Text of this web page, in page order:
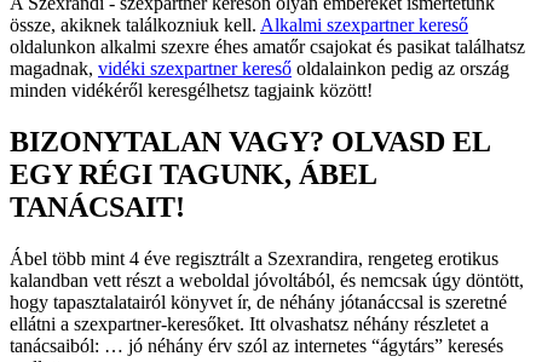
össze, akiknek találkozniuk kell. Alkalmi szexpartner kereső
oldalunkon alkalmi szexre éhes amatőr csajokat és pasikat találhatsz
magadnak, vidéki szexpartner kereső oldalainkon pedig az ország
minden vidékéről keresgélhetsz tagjaink között!
BIZONYTALAN VAGY? OLVASD EL
EGY RÉGI TAGUNK, ÁBEL
TANÁCSAIT!
Ábel több mint 4 éve regisztrált a Szexrandira, rengeteg erotikus
kalandban vett részt a weboldal jóvoltából, és nemcsak úgy döntött,
hogy tapasztalatairól könyvet ír, de néhány jótanáccsal is szeretné
ellátni a szexpartner-keresőket. Itt olvashatsz néhány részletet a
tanácsaiból: … jó néhány érv szól az internetes “ágytárs” keresés